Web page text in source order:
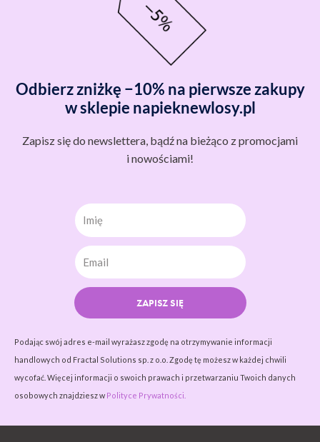
Odbierz zniżkę −10% na pierwsze zakupy
w sklepie napieknewlosy.pl
Zapisz się do newslettera, bądź na bieżąco z promocjami
i nowościami!
Imię
ZAPISZ SIĘ
Podając swój adres e-mail wyrażasz zgodę na otrzymywanie informacji
handlowych od Fractal Solutions sp. z o.o. Zgodę tę możesz w każdej chwili
wycofać. Więcej informacji o swoich prawach i przetwarzaniu Twoich danych
osobowych znajdziesz w Polityce Prywatności.